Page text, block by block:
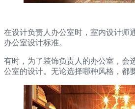
在设计负责人办公室时，室内设计师
办公室设计标准。
有时，为了装饰负责人的办公室，会
公室的设计。无论选择哪种风格，都